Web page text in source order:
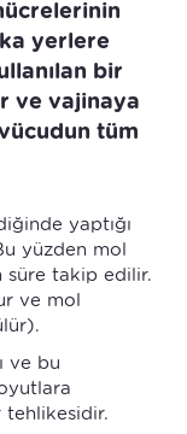
yerlere
bir
ve vajinaya
tüm
yaptığı
yüzden mol
takip edilir.
ve mol
ve bu